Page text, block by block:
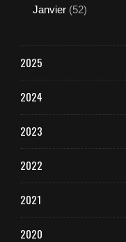
Janvier (52)
2025
2024
2023
2022
2021
2020